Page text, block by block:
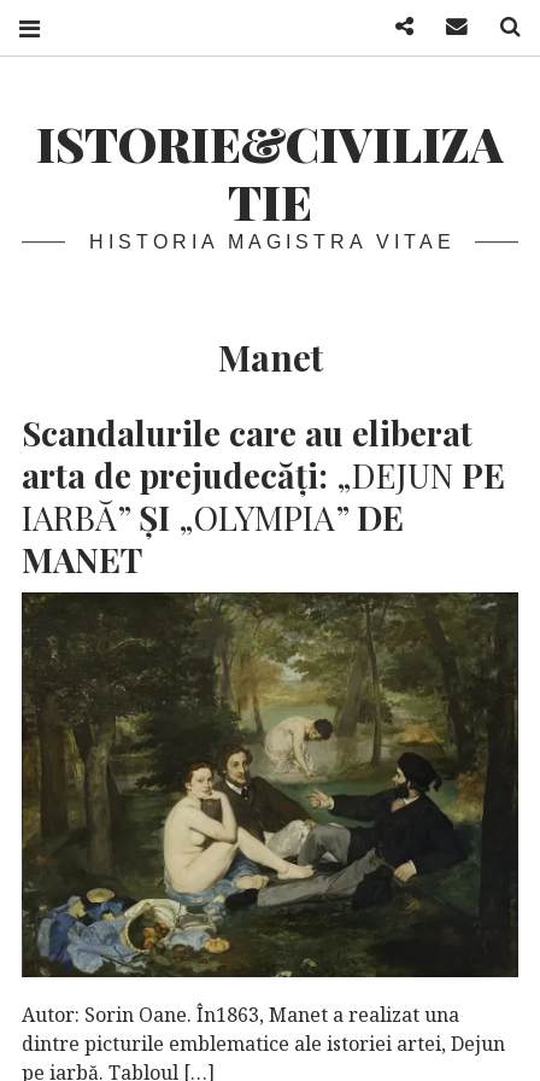
ISTORIE&CIVILIZA
TIE
HISTORIA MAGISTRA VITAE
Manet
Scandalurile care au eliberat
arta de prejudecăți: „DEJUN PE
IARBĂ” ȘI „OLYMPIA” DE
MANET
Autor: Sorin Oane. În1863, Manet a realizat una
dintre picturile emblematice ale istoriei artei, Dejun
pe iarbă. Tabloul […]
FacebookMail